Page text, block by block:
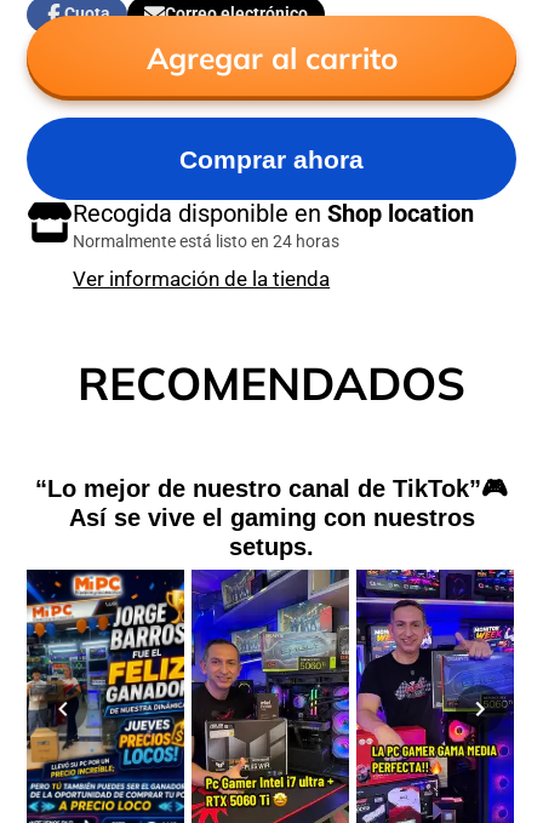
Cuota
Compartir
Se
una
nueva
Correo electrónico
por
correo
electrónico
Agregar al carrito
Comprar ahora
Recogida disponible enShop location
Normalmente está listo en 24 horas
Ver información de la tienda
RECOMENDADOS
“Lo mejor de nuestro canal de TikTok”🎮
Así se vive el gaming con nuestros
setups.